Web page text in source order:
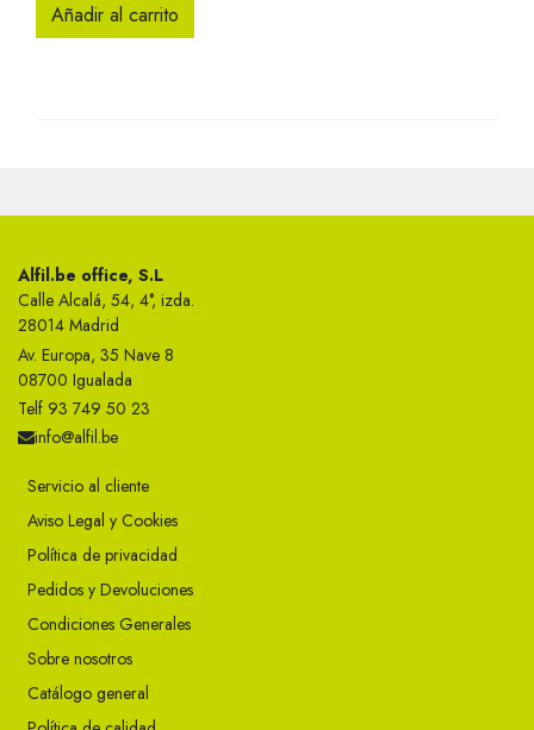
Añadir al carrito
Alfil.be office, S.L
Calle Alcalá, 54, 4°, izda.
28014 Madrid
Av. Europa, 35 Nave 8
08700 Igualada
Telf 93 749 50 23
info@alfil.be
Servicio al cliente
Aviso Legal y Cookies
Política de privacidad
Pedidos y Devoluciones
Condiciones Generales
Sobre nosotros
Catálogo general